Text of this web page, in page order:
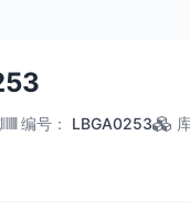
编号 ： LBGA0253